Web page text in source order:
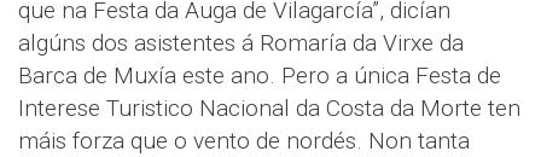
que na Festa da Auga de Vilagarcía”, dicían
algúns dos asistentes á Romaría da Virxe da
Barca de Muxía este ano. Pero a única Festa de
Interese Turistico Nacional da Costa da Morte ten
máis forza que o vento de nordés. Non tanta